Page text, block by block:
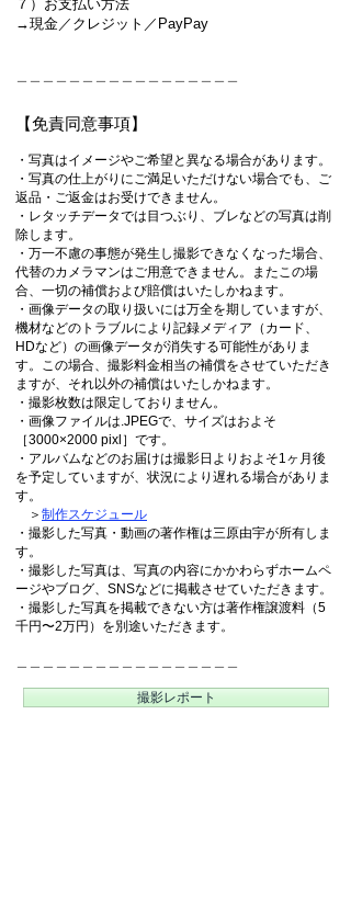
７）お支払い方法
→現金／クレジット／PayPay
【免責同意事項】
・写真はイメージやご希望と異なる場合があります。
・写真の仕上がりにご満足いただけない場合でも、ご
返品・ご返金はお受けできません。
・レタッチデータでは目つぶり、ブレなどの写真は削
除します。
・万一不慮の事態が発生し撮影できなくなった場合、
代替のカメラマンはご用意できません。またこの場
合、一切の補償および賠償はいたしかねます。
・画像データの取り扱いには万全を期していますが、
機材などのトラブルにより記録メディア（カード、
HDなど）の画像データが消失する可能性がありま
す。この場合、撮影料金相当の補償をさせていただき
ますが、それ以外の補償はいたしかねます。
・撮影枚数は限定しておりません。
・画像ファイルは.JPEGで、サイズはおよそ
［3000×2000 pixl］です。
・アルバムなどのお届けは撮影日よりおよそ1ヶ月後
を予定していますが、状況により遅れる場合がありま
す。
＞ 制作スケジュール
・撮影した写真・動画の著作権は三原由宇が所有しま
す。
・撮影した写真は、写真の内容にかかわらずホームペ
ージやブログ、SNSなどに掲載させていただきます。
・撮影した写真を掲載できない方は著作権譲渡料（5
千円〜2万円）を別途いただきます。
撮影レポート